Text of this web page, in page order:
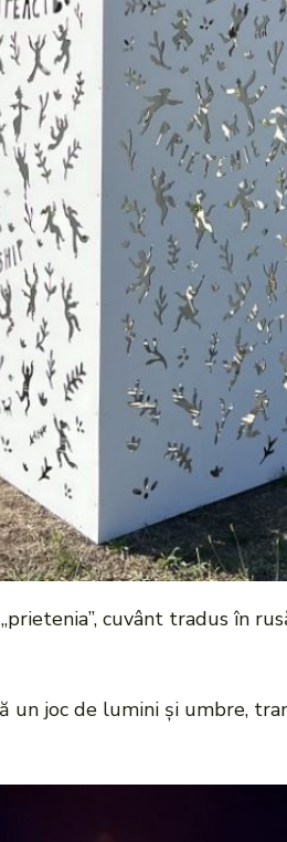
cuvânt tradus în
joc de lumini și umbre,